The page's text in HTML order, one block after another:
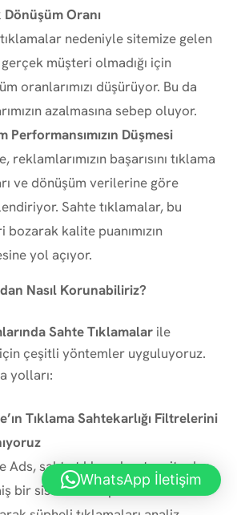
Dönüşüm Oranı
nedeniyle sitemize gelen
müşteri olmadığı için
oranlarımızı düşürüyor. Bu da
azalmasına sebep oluyor.
Performansımızın Düşmesi
reklamlarımızın başarısını tıklama
ve dönüşüm verilerine göre
Sahte tıklamalar, bu
bozarak kalite puanımızın
yol açıyor.
Nasıl Korunabiliriz?
Sahte Tıklamalar ile
çeşitli yöntemler uyguluyoruz.
yolları:
Tıklama Sahtekarlığı Filtrelerini
Ads, sahte tıklamaları tespit eden
bir sisteme sahip. Bu filtreleri
WhatsApp İletişim